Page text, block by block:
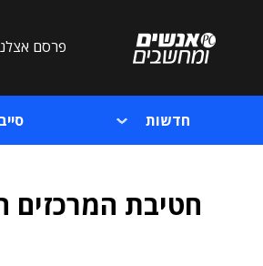
פרסם
חדשות
חטיבת המרכזים